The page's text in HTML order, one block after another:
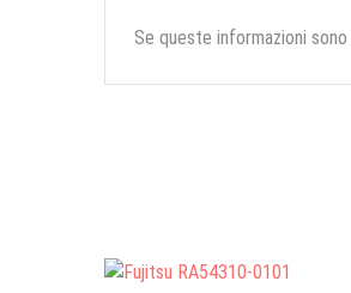
Se queste informazioni